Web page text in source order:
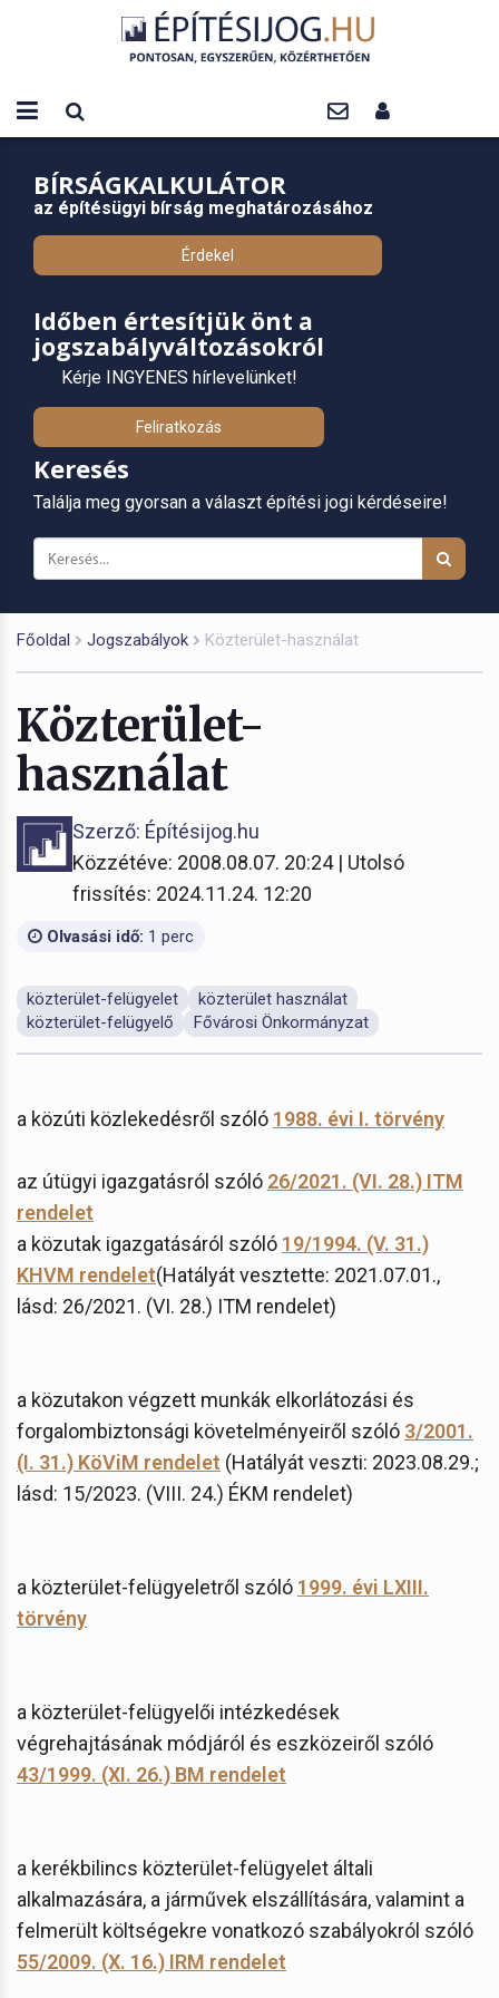
BÍRSÁGKALKULÁTOR
az építésügyi bírság meghatározásához
Érdekel
Időben értesítjük önt a
jogszabályváltozásokról
Kérje INGYENES hírlevelünket!
Feliratkozás
Keresés
Találja meg gyorsan a választ építési jogi kérdéseire!
Főoldal Jogszabályok Közterület-használat
Közterület-
használat
Szerző: Építésijog.hu
Közzétéve: 2008.08.07. 20:24 | Utolsó
frissítés: 2024.11.24. 12:20
Olvasási idő: 1 perc
közterület-felügyelet
közterület használat
közterület-felügyelő
Fővárosi Önkormányzat
a közúti közlekedésről szóló 1988. évi I. törvény
az útügyi igazgatásról szóló 26/2021. (VI. 28.) ITM
rendelet
a közutak igazgatásáról szóló 19/1994. (V. 31.)
KHVM rendelet(Hatályát vesztette: 2021.07.01.,
lásd: 26/2021. (VI. 28.) ITM rendelet)
a közutakon végzett munkák elkorlátozási és
forgalombiztonsági követelményeiről szóló 3/2001.
(I. 31.) KöViM rendelet (Hatályát veszti: 2023.08.29.;
lásd: 15/2023. (VIII. 24.) ÉKM rendelet)
a közterület-felügyeletről szóló 1999. évi LXIII.
törvény
a közterület-felügyelői intézkedések
végrehajtásának módjáról és eszközeiről szóló
43/1999. (XI. 26.) BM rendelet
a kerékbilincs közterület-felügyelet általi
alkalmazására, a járművek elszállítására, valamint a
felmerült költségekre vonatkozó szabályokról szóló
55/2009. (X. 16.) IRM rendelet